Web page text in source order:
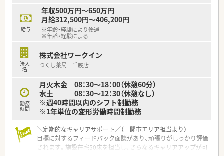
給与
年収500万円～650万円
月給312,500円～406,200円
※年齢・経験により優遇
※年齢・経験による
法人
名
株式会社ワークイン
つくし薬局 千厩店
勤務
時間
月火木金 08：30～18：00（休憩60分）
水土 08：30～12：30（休憩なし）
※週40時間以内のシフト制勤務
※1年単位の変形労働時間制勤務
＼定期的なキャリアサポート／（一関市エリア担当より）
目標に対するフィードバック面談があり、頑張りがしっかり評価
されます。施設在宅50床を担当し、さらなるキャリアアップが可